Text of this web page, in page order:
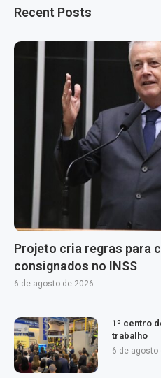
Recent Posts
Projeto cria regras para
consignados no INSS
6 de agosto de 2026
1º centro
trabalho
6 de agosto